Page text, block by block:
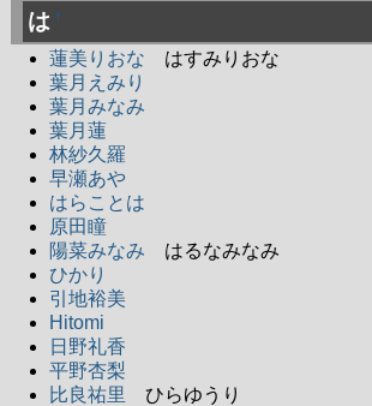
は †
蓮美りおな はすみりおな
葉月えみり
葉月みなみ
葉月蓮
林紗久羅
早瀬あや
はらことは
原田瞳
陽菜みなみ はるなみなみ
ひかり
引地裕美
Hitomi
日野礼香
平野杏梨
比良祐里
ひらゆうり